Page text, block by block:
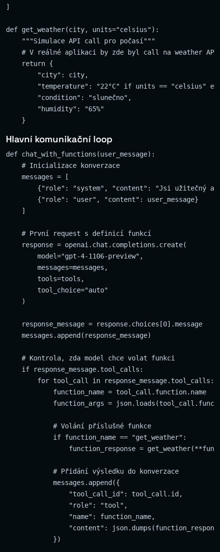
]
def get_weather(city, units="celsius"):
    """Simulace API call pro počasí"""
    # V reálné aplikaci by zde byl call na weather API
    return {
        "city": city,
"temperature": "22°C" if units == "celsius"
        "condition": "slunečno",
        "humidity": "65%"
Hlavní komunikační loop
def chat_with_functions(user_message):
    # Inicializace konverzace
    messages = [
{"role": "system", "content": "Jsi užitečný
        {"role": "user", "content": user_message}
    ]
    # První request s definicí funkcí
    response = openai.chat.completions.create(
        model="gpt-4-1106-preview",
        messages=messages,
        tools=tools,
        tool_choice="auto"
    )
    response_message = response.choices[0].message
    messages.append(response_message)
    # Kontrola, zda model chce volat funkci
    if response_message.tool_calls:
        for tool_call in response_message.tool_calls:
            function_name = tool_call.function.name
function_args =
            # Volání příslušné funkce
            if function_name == "get_weather":
function_response =
            # Přidání výsledku do konverzace
            messages.append({
                "tool_call_id": tool_call.id,
                "role": "tool",
                "name": function_name,
"content":
            })